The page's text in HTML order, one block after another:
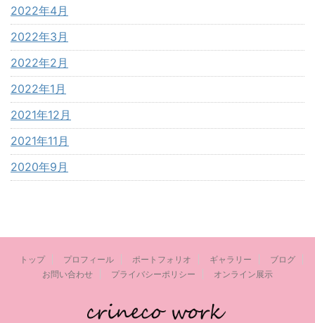
2022年4月
2022年3月
2022年2月
2022年1月
2021年12月
2021年11月
2020年9月
トップ プロフィール ポートフォリオ ギャラリー
ブログ
お問い合わせ
プライバシーポリシー オンライン展示